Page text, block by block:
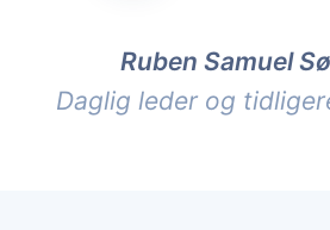
Ruben Samuel
Daglig leder og